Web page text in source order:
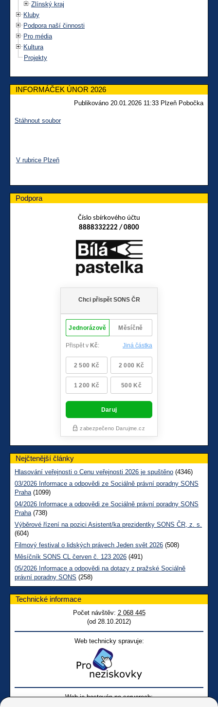
Zlínský kraj
Kluby
Podpora naší činnosti
Pro média
Kultura
Projekty
INFORMÁČEK ÚNOR 2026
Publikováno 20.01.2026 11:33 Plzeň Pobočka
Stáhnout soubor
V rubrice Plzeň
Podpora
Číslo sbírkového účtu
8888332222 / 0800
Nejčtenější články
Hlasování veřejnosti o Cenu veřejnosti 2026 je spuštěno (4346)
03/2026 Informace a odpovědi ze Sociálně právní poradny SONS
Praha(1099)
04/2026 Informace a odpovědi ze Sociálně právní poradny SONS
Praha(738)
Výběrové řízení na pozici Asistent/ka prezidentky SONS ČR, z. s.
(604)
Filmový festival o lidských právech Jeden svět 2026 (508)
Měsíčník SONS CL červen č. 123 2026 (491)
05/2026 Informace a odpovědi na dotazy z pražské Sociálně
právní poradny SONS (258)
Technické informace
Počet návštěv: 2 068 445
(od 28.10.2012)
Web technicky spravuje:
Web je hostován na serverech: